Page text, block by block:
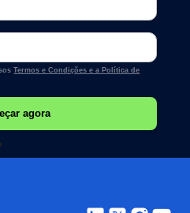
Termos e Condições e a Política de